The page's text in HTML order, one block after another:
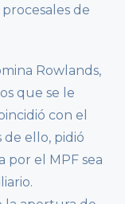
de
Rowlands,
que se le
con el
de ello, pidió
por el MPF sea